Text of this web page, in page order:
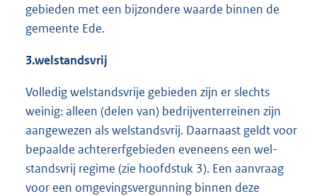
gebieden met een bijzondere waarde binnen de
gemeente Ede.
3.welstandsvrij
Volledig welstandsvrije gebieden zijn er slechts
weinig: alleen (delen van) bedrijventerreinen zijn
aangewezen als welstandsvrij. Daarnaast geldt voor
bepaalde achtererfgebieden eveneens een wel-
standsvrij regime (zie hoofdstuk 3). Een aanvraag
voor een omgevingsvergunning binnen deze